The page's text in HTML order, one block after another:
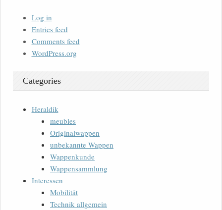
Log in
Entries feed
Comments feed
WordPress.org
Categories
Heraldik
meubles
Originalwappen
unbekannte Wappen
Wappenkunde
Wappensammlung
Interessen
Mobilität
Technik allgemein